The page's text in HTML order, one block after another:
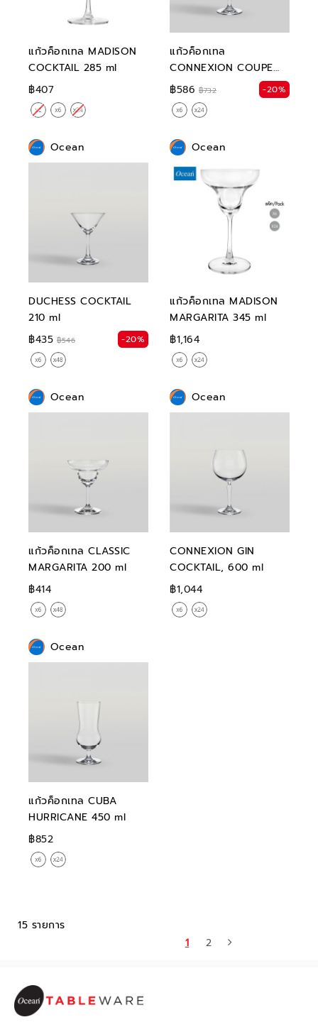
แก้วค็อกเทล MADISON
COCKTAIL 285 ml
฿407
แก้วค็อกเทล
CONNEXION COUPE
215 ml
฿586 ฿732 -20%
Ocean
DUCHESS COCKTAIL
210 ml
฿435 ฿546 -20%
Ocean
แก้วค็อกเทล MADISON
MARGARITA 345 ml
฿1,164
Ocean
แก้วค็อกเทล CLASSIC
MARGARITA 200 ml
฿414
Ocean
CONNEXION GIN
COCKTAIL, 600 ml
฿1,044
Ocean
แก้วค็อกเทล CUBA
HURRICANE 450 ml
฿852
15 รายการ
1
2